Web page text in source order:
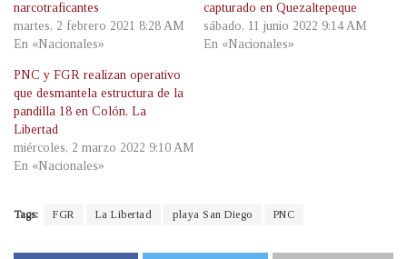
narcotraficantes
martes, 2 febrero 2021 8:28 AM
En «Nacionales»
capturado en Quezaltepeque
sábado, 11 junio 2022 9:14 AM
En «Nacionales»
PNC y FGR realizan operativo
que desmantela estructura de la
pandilla 18 en Colón, La
Libertad
miércoles, 2 marzo 2022 9:10 AM
En «Nacionales»
Tags: FGR La Libertad playa San Diego PNC